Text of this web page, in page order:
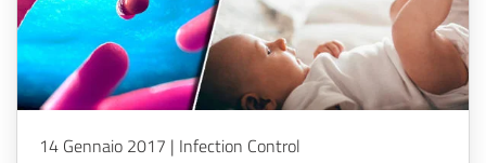
14 Gennaio 2017 | Infection Control